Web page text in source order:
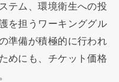
テム、環境衛生への投
を担うワーキンググル
準備が積極的に行われ
めにも、チケット価格